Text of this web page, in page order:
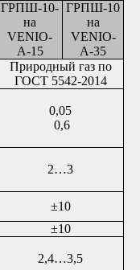
ГРПШ-10-
на
VENIO-
A-15
ГРПШ-10
на
VENIO-
A-35
Природный газ по
ГОСТ 5542-2014
0,05
0,6
2…3
±10
±10
2,4…3,5